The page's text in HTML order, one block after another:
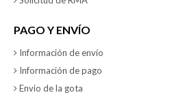
PAGO Y ENVÍO
Información de envío
Información de pago
Envio de la gota